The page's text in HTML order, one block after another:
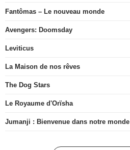
Fantômas – Le nouveau monde
Avengers: Doomsday
Leviticus
La Maison de nos rêves
The Dog Stars
Le Royaume d'Orïsha
Jumanji : Bienvenue dans notre monde